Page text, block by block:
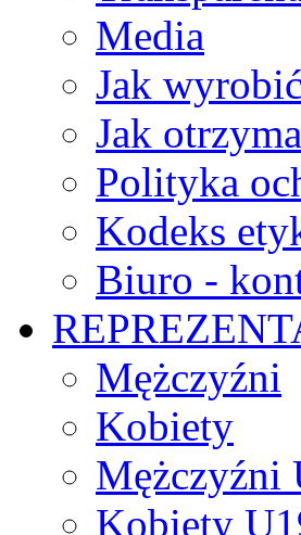
Media
Jak
Jak
Polityka
Kodeks
Biuro -
Mężczyźni
Kobiety
Mężczyźni
Kobiety